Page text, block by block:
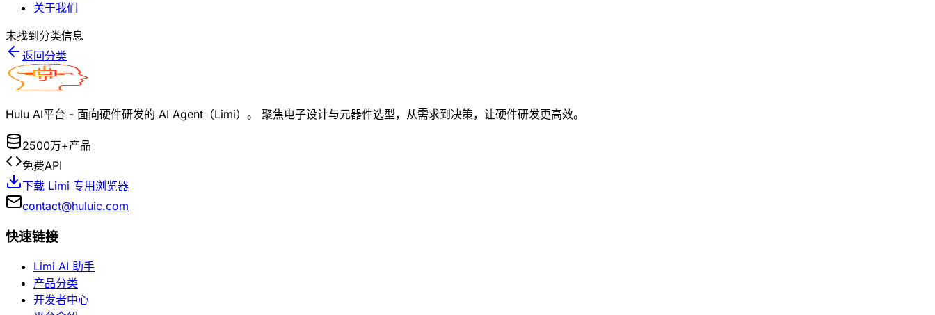
关于我们
未找到分类信息
返回分类
Hulu AI平台 - 面向硬件研发的 AI Agent（Limi）。 聚焦电子设计与元器件选型，从需求到决策，让硬件研发更高效。
2500万+产品
免费API
下载 Limi 专用浏览器
contact@huluic.com
快速链接
Limi AI 助手
产品分类
开发者中心